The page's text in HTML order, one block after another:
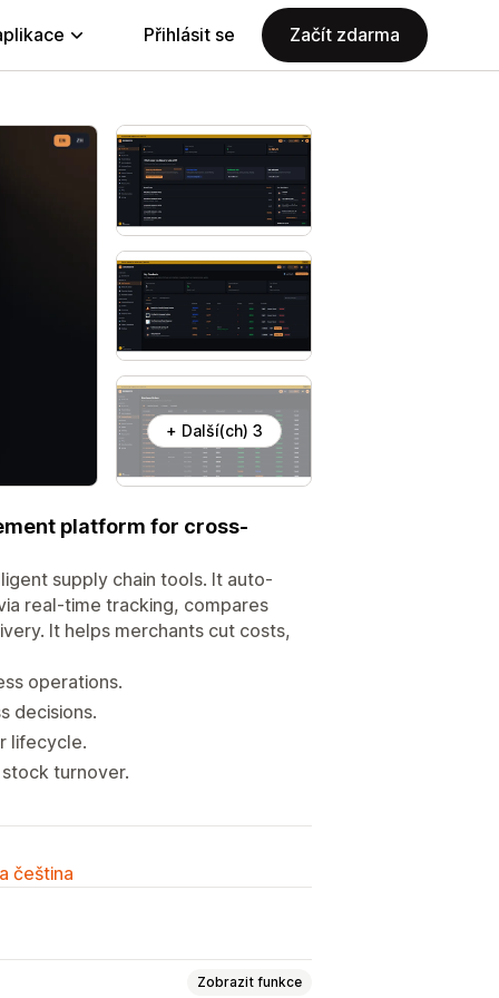
Přihlásit se Začít zdarma
+ Další(ch) 3
platform for cross-
supply chain tools. It auto-
real-time tracking, compares
It helps merchants cut costs,
operations.
decisions.
lifecycle.
turnover.
čeština
Zobrazit funkce